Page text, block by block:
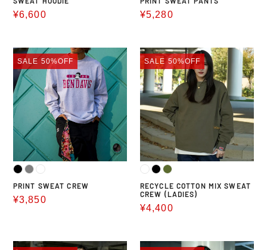
販
格
¥6,600
販
格
¥5,280
PRINT
SWEAT
CREW
PRINT SWEAT CREW
販
格
¥3,850
SALE 50%OFF
RECYCLE
COTTON
MIX
SWEAT
CREW
(LADIES)
RECYCLE COTTON MIX SWEAT
CREW (LADIES)
販
¥4,400
SALE 50%OFF
RECYCLE
RECYCLE